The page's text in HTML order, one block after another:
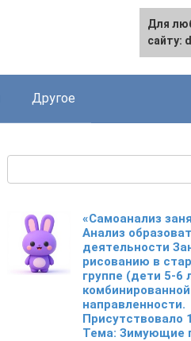
Другое
«Самоанализ
Анализ
деятельности
рисованию в
группе (дети 5-6
комбинированной
направленности.
Присутствовало
Тема: Зимующие
Для
сайту: